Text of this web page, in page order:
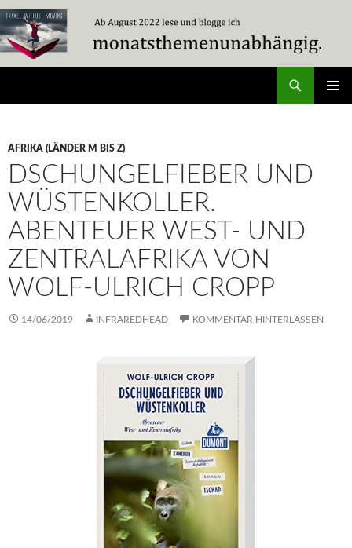
Zum
Inhalt
springen
AFRIKA (LÄNDER M BIS Z)
DSCHUNGELFIEBER UND
WÜSTENKOLLER.
ABENTEUER WEST- UND
ZENTRALAFRIKA VON
WOLF-ULRICH CROPP
14/06/2019 INFRAREDHEAD KOMMENTAR HINTERLASSEN